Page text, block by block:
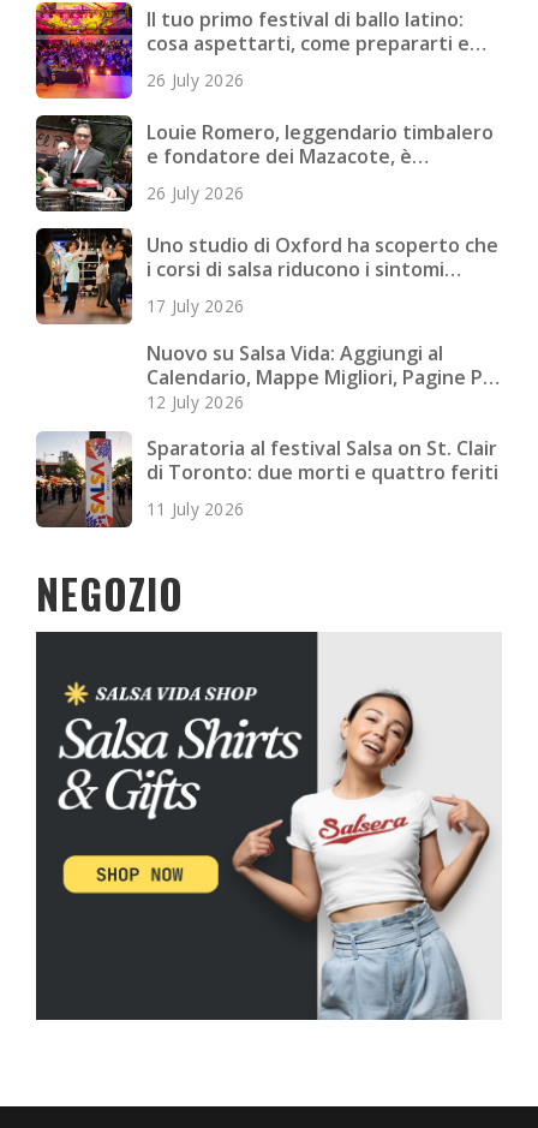
Il tuo primo festival di ballo latino:
cosa aspettarti, come prepararti e
cosa portare
26 July 2026
Louie Romero, leggendario timbalero
e fondatore dei Mazacote, è
deceduto
26 July 2026
Uno studio di Oxford ha scoperto che
i corsi di salsa riducono i sintomi
depressivi nei giovani adulti
17 July 2026
Nuovo su Salsa Vida: Aggiungi al
Calendario, Mappe Migliori, Pagine Più
Veloci e Altro
12 July 2026
Sparatoria al festival Salsa on St. Clair
di Toronto: due morti e quattro feriti
11 July 2026
NEGOZIO